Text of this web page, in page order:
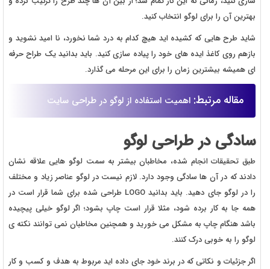
بهترین آن را برای لوگو انتخاب کنید.
شاید طرح هایی که کشیده اید هیچ کدام به درد شما نخورد، نا امید نشوید و
بازهم روی کاغذ ایده های خود را پیاده سازی کنید. باید بدانید یک طراح حرفه
ای همیشه بیشترین زمان را برای این مرحله می گذارد.
مقاله مرتبط: اهمیت استفاده از لوگو در طراحی سایت
سادگی در طراحی لوگو
طبق تحقیقات انجام شده، مخاطبان بیشتر به سمت لوگو هایی علاقه نشان
دادند که در آن ها سادگی وجود دارد. لازم نیست در لوگو عناصر زیاد و مختلف
را در لوگو جای دهید. باید بدانید LOGO طراحی شده برای شما قرار است در
همه جا به کار برده شود، مثلا قرار است چاپ بشود؛ اگر لوگو خیلی پیچیده
باشد هنگام چاپ به مشکل می خورید و همچنین مخاطبان نمی توانند نکته ی
لوگو را به خوبی درک کنند.
اگر جزئیات و نکاتی که در برند خود جای داده اید مربوط به هدف و کسب و کار